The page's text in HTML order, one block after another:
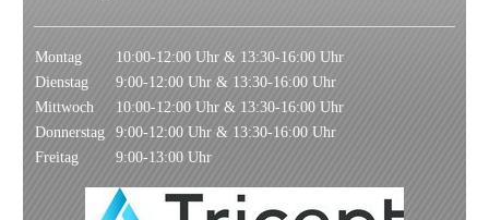
Montag
10:00-12:00 Uhr & 13:30-16:00 Uhr
Dienstag
9:00-12:00 Uhr & 13:30-16:00 Uhr
Mittwoch
10:00-12:00 Uhr & 13:30-16:00 Uhr
Donnerstag
9:00-12:00 Uhr & 13:30-16:00 Uhr
Freitag
9:00-13:00 Uhr